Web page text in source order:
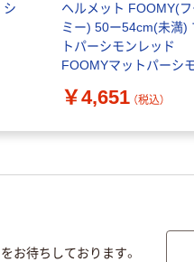
シ
ヘルメット FOOMY(フ
ミー) 50ー54cm(未満)
トパーシモンレッド
FOOMYマットパーシ
￥4,651 （税込）
お待ちしております。